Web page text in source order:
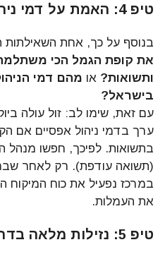
טיפ 4: האמת על דמי ניהול ותשואות
בנוסף על כך, אחת השאילתות
את קופת הגמל הכי
ותשואות? או מהם דמי
בישראל?
עם זאת, שימו לב: זול עולה
ערך בדמי ניהול אפסיים אם
בתשואות. לפיכך, חפשו מנהל
(תשואה עודפת). רק לאחר
במרכז נפעיל את כוח המיקוח
את העמלות.
טיפ 5: נזילות מלאה בדרך ליעד (או לדירה)